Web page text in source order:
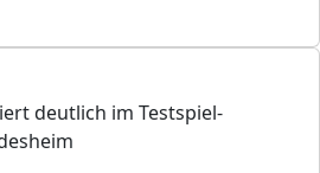
deutlich im Testspiel-